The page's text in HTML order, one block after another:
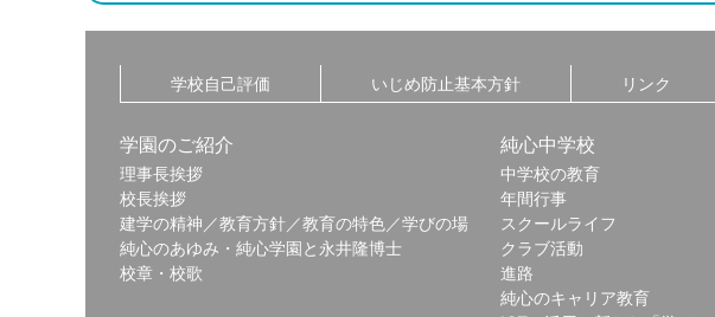
学校自己評価 いじめ防止基本方針 リンク
学園のご紹介
理事長挨拶
校長挨拶
建学の精神／教育方針／教育の特色／学びの場
純心のあゆみ・純心学園と永井隆博士
校章・校歌
純心中学校
中学校の教育
年間行事
スクールライフ
クラブ活動
進路
純心のキャリア教育